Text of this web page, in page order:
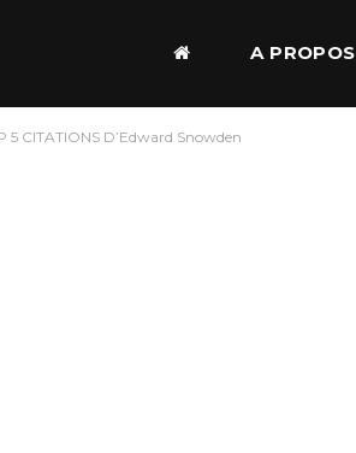
A PROPOS
5 CITATIONS D’Edward Snowden